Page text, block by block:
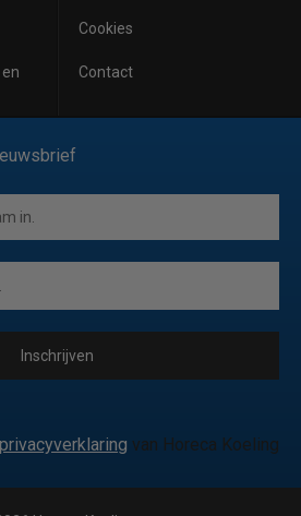
Cookies
Contact
Inschrijven
privacyverklaring van Horeca Koeling